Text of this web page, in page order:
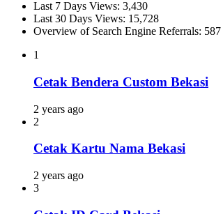
Last 7 Days Views: 3,430
Last 30 Days Views: 15,728
Overview of Search Engine Referrals: 587
1
Cetak Bendera Custom Bekasi
2 years ago
2
Cetak Kartu Nama Bekasi
2 years ago
3